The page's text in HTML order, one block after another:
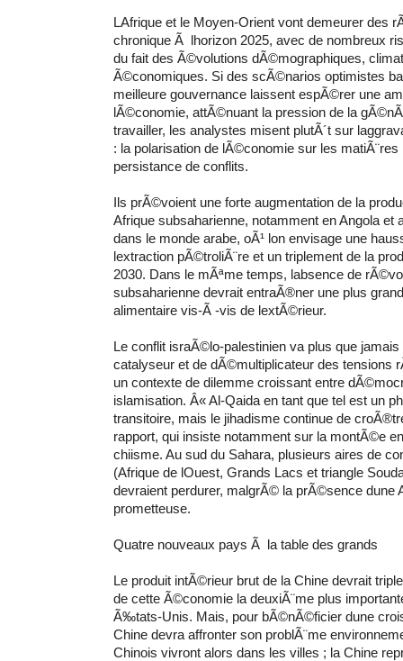
LAfrique et le Moyen-Orient vont demeurer des
chronique Ã lhorizon 2025, avec de nombreux
du fait des Ã©volutions dÃ©mographiques,
Ã©conomiques. Si des scÃ©narios optimistes
meilleure gouvernance laissent espÃ©rer une
lÃ©conomie, attÃ©nuant la pression de la
travailler, les analystes misent plutÃ´t sur
: la polarisation de lÃ©conomie sur les matiÃ¨res
persistance de conflits.
Ils prÃ©voient une forte augmentation de la
Afrique subsaharienne, notamment en Angola et
dans le monde arabe, oÃ¹ lon envisage une
lextraction pÃ©troliÃ¨re et un triplement de la
2030. Dans le mÃªme temps, labsence de
subsaharienne devrait entraÃ®ner une plus
alimentaire vis-Ã -vis de lextÃ©rieur.
Le conflit israÃ©lo-palestinien va plus que
catalyseur et de dÃ©multiplicateur des tensions
un contexte de dilemme croissant entre
islamisation. Â« Al-Qaida en tant que tel est un
transitoire, mais le jihadisme continue de
rapport, qui insiste notamment sur la montÃ©e
chiisme. Au sud du Sahara, plusieurs aires de
(Afrique de lOuest, Grands Lacs et triangle
devraient perdurer, malgrÃ© la prÃ©sence dune
prometteuse.
Quatre nouveaux pays Ã la table des grands
Le produit intÃ©rieur brut de la Chine devrait
de cette Ã©conomie la deuxiÃ¨me plus
Ã‰tats-Unis. Mais, pour bÃ©nÃ©ficier dune
Chine devra affronter son problÃ¨me
Chinois vivront alors dans les villes ; la Chine